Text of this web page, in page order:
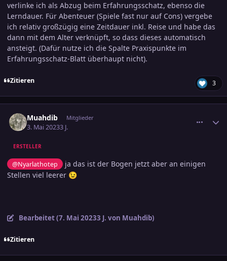
verlinke ich als Abzug beim Erfahrungsschatz, ebenso die
Lerndauer. Für Abenteuer (Spiele fast nur auf Cons) vergebe
ich relativ großzügig eine Zeitdauer inkl. Reise und habe das
dann mit dem Alter verknüpft, so dass dieses automatisch
ansteigt. (Dafür nutze ich die Spalte Praxispunkte im
Erfahrungsschatz-Blatt überhaupt nicht).
Zitieren 3
Muahdib Mitglieder
3. Mai 20233 J.
ERSTELLER
@Nyarlathotep
ja das ist der Bogen jetzt aber an einigen
Stellen viel leerer 😉
Bearbeitet (7. Mai 20233 J. von Muahdib)
Zitieren